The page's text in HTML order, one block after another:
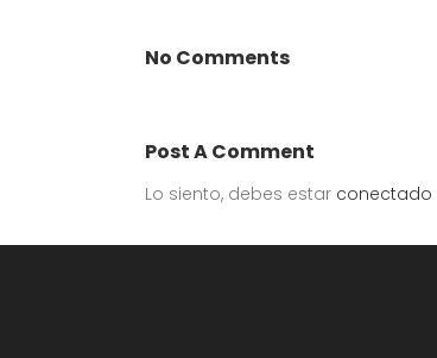
No Comments
Post A Comment
Lo siento, debes estar conectado